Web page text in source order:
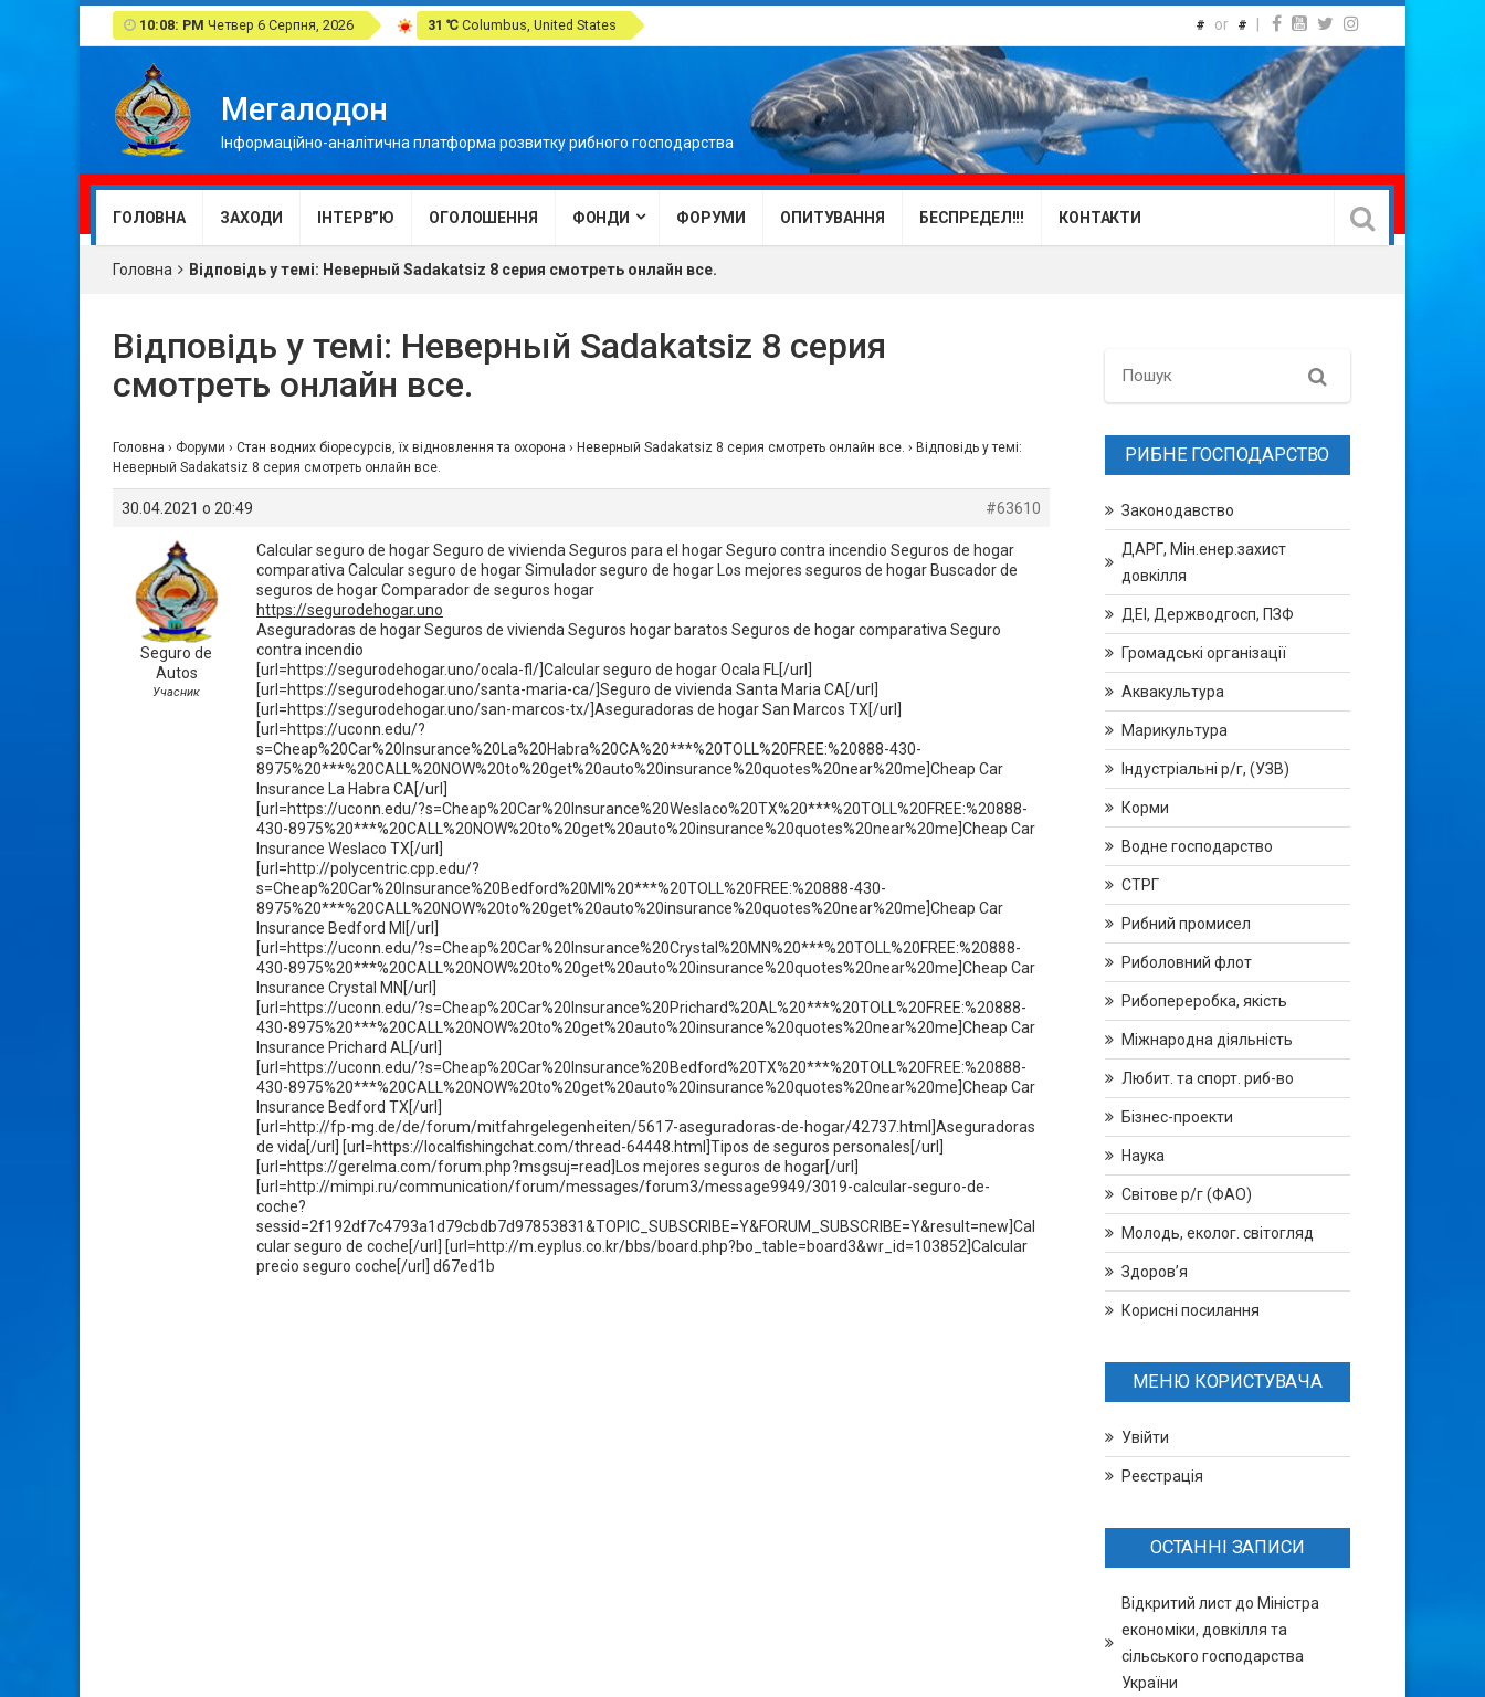
10:08: PM Четвер 6 Серпня, 2026 31 ℃ Columbus, United States # or #
Мегалодон
Інформаційно-аналітична платформа розвитку рибного господарства
ГОЛОВНА ЗАХОДИ ІНТЕРВ”Ю ОГОЛОШЕННЯ ФОНДИ ФОРУМИ ОПИТУВАННЯ БЕСПРЕДЕЛ!!! КОНТАКТИ
Головна Відповідь у темі: Неверный Sadakatsiz 8 серия смотреть онлайн все.
Відповідь у темі: Неверный Sadakatsiz 8 серия
смотреть онлайн все.
Головна › Форуми › Стан водних біоресурсів, їх відновлення та охорона › Неверный Sadakatsiz 8 серия смотреть онлайн все. › Відповідь у темі:
Неверный Sadakatsiz 8 серия смотреть онлайн все.
30.04.2021 о 20:49 #63610
Seguro de
Autos
Учасник
Calcular seguro de hogar Seguro de vivienda Seguros para el hogar Seguro contra incendio Seguros de hogar
comparativa Calcular seguro de hogar Simulador seguro de hogar Los mejores seguros de hogar Buscador de
seguros de hogar Comparador de seguros hogar
https://segurodehogar.uno
Aseguradoras de hogar Seguros de vivienda Seguros hogar baratos Seguros de hogar comparativa Seguro
contra incendio
[url=https://segurodehogar.uno/ocala-fl/]Calcular seguro de hogar Ocala FL[/url]
[url=https://segurodehogar.uno/santa-maria-ca/]Seguro de vivienda Santa Maria CA[/url]
[url=https://segurodehogar.uno/san-marcos-tx/]Aseguradoras de hogar San Marcos TX[/url]
[url=https://uconn.edu/?
s=Cheap%20Car%20Insurance%20La%20Habra%20CA%20***%20TOLL%20FREE:%20888-430-
8975%20***%20CALL%20NOW%20to%20get%20auto%20insurance%20quotes%20near%20me]Cheap Car
Insurance La Habra CA[/url]
[url=https://uconn.edu/?s=Cheap%20Car%20Insurance%20Weslaco%20TX%20***%20TOLL%20FREE:%20888-
430-8975%20***%20CALL%20NOW%20to%20get%20auto%20insurance%20quotes%20near%20me]Cheap Car
Insurance Weslaco TX[/url]
[url=http://polycentric.cpp.edu/?
s=Cheap%20Car%20Insurance%20Bedford%20MI%20***%20TOLL%20FREE:%20888-430-
8975%20***%20CALL%20NOW%20to%20get%20auto%20insurance%20quotes%20near%20me]Cheap Car
Insurance Bedford MI[/url]
[url=https://uconn.edu/?s=Cheap%20Car%20Insurance%20Crystal%20MN%20***%20TOLL%20FREE:%20888-
430-8975%20***%20CALL%20NOW%20to%20get%20auto%20insurance%20quotes%20near%20me]Cheap Car
Insurance Crystal MN[/url]
[url=https://uconn.edu/?s=Cheap%20Car%20Insurance%20Prichard%20AL%20***%20TOLL%20FREE:%20888-
430-8975%20***%20CALL%20NOW%20to%20get%20auto%20insurance%20quotes%20near%20me]Cheap Car
Insurance Prichard AL[/url]
[url=https://uconn.edu/?s=Cheap%20Car%20Insurance%20Bedford%20TX%20***%20TOLL%20FREE:%20888-
430-8975%20***%20CALL%20NOW%20to%20get%20auto%20insurance%20quotes%20near%20me]Cheap Car
Insurance Bedford TX[/url]
[url=http://fp-mg.de/de/forum/mitfahrgelegenheiten/5617-aseguradoras-de-hogar/42737.html]Aseguradoras
de vida[/url] [url=https://localfishingchat.com/thread-64448.html]Tipos de seguros personales[/url]
[url=https://gerelma.com/forum.php?msgsuj=read]Los mejores seguros de hogar[/url]
[url=http://mimpi.ru/communication/forum/messages/forum3/message9949/3019-calcular-seguro-de-
coche?
sessid=2f192df7c4793a1d79cbdb7d97853831&TOPIC_SUBSCRIBE=Y&FORUM_SUBSCRIBE=Y&result=new]Cal
cular seguro de coche[/url] [url=http://m.eyplus.co.kr/bbs/board.php?bo_table=board3&wr_id=103852]Calcular
precio seguro coche[/url] d67ed1b
Search
РИБНЕ ГОСПОДАРСТВО
Законодавство
ДАРГ, Мін.енер.захист
довкілля
ДЕІ, Держводгосп, ПЗФ
Громадські організації
Аквакультура
Марикультура
Індустріальні р/г, (УЗВ)
Корми
Водне господарство
СТРГ
Рибний промисел
Риболовний флот
Рибопереробка, якість
Міжнародна діяльність
Любит. та спорт. риб-во
Бізнес-проекти
Наука
Світове р/г (ФАО)
Молодь, еколог. світогляд
Здоров’я
Корисні посилання
МЕНЮ КОРИСТУВАЧА
Увійти
Реєстрація
ОСТАННІ ЗАПИСИ
Відкритий лист до Міністра
економіки, довкілля та
сільського господарства
України